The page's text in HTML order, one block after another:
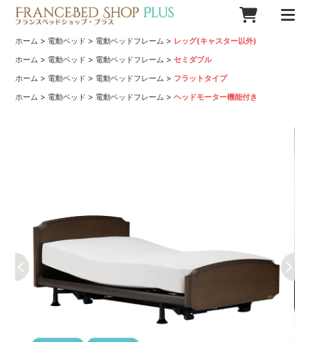
ホーム > 電動ベッド > 電動ベッドフレーム > レッグ(キャスター以外)
ホーム > 電動ベッド > 電動ベッドフレーム >セミダブル
ホーム > 電動ベッド > 電動ベッドフレーム > フラットタイプ
ホーム > 電動ベッド > 電動ベッドフレーム >ヘッドモーター機能付き